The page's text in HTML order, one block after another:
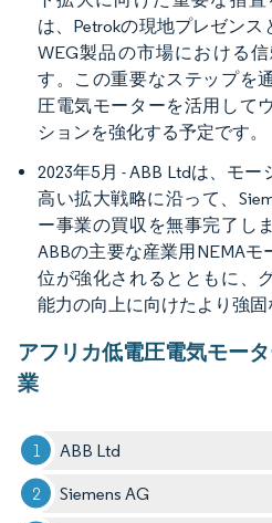
は、Petrokの現地プレゼン
WEG製品の市場における
す。この重要なステップを
圧電気モーターを活用して
ションを強化する予定です。
2023年5月 - ABB Ltdは、モ
高い拡大戦略に沿って、
ー事業の買収を無事完了し
ABBの主要な産業用NEMA
位が強化されるとともに、
能力の向上に向けたより強固
アフリカ低電圧電気モー
業
ABB Ltd
Siemens AG